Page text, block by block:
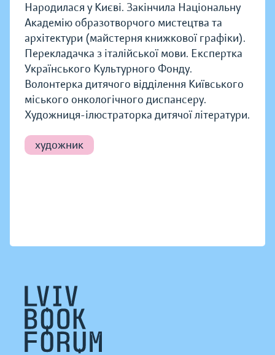
Народилася у Києві. Закінчила Національну
Академію образотворчого мистецтва та
архітектури (майстерня книжкової графіки).
Перекладачка з італійської мови. Експертка
Українського Культурного Фонду.
Волонтерка дитячого відділення Київського
міського онкологічного диспансеру.
Художниця-ілюстраторка дитячої літератури.
художник